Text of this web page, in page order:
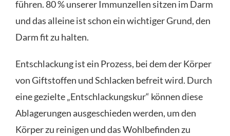
führen. 80 % unserer Immunzellen sitzen im Darm
und das alleine ist schon ein wichtiger Grund, den
Darm fit zu halten.
Entschlackung ist ein Prozess, bei dem der Körper
von Giftstoffen und Schlacken befreit wird. Durch
eine gezielte „Entschlackungskur“ können diese
Ablagerungen ausgeschieden werden, um den
Körper zu reinigen und das Wohlbefinden zu